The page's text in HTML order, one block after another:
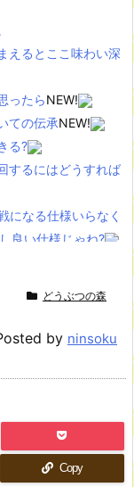
えるとここ味わい深
ったらNEW!
ての伝承NEW!
る?
するにはどうすれば
になる仕様いらなく
良い仕様じゃね?
どうぶつの森
by ninsoku
Copy